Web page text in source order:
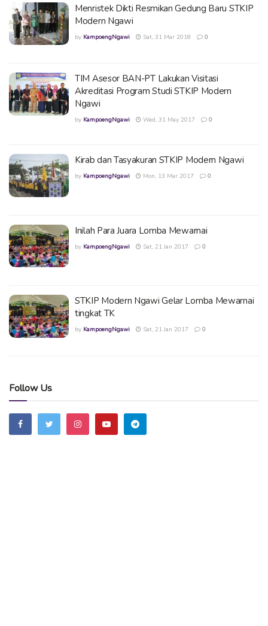
Menristek Dikti Resmikan Gedung Baru STKIP
Modern Ngawi
by KampoengNgawi Sat, 31 Mar 2018 0
TIM Asesor BAN-PT Lakukan Visitasi
Akreditasi Program Studi STKIP Modern
Ngawi
by KampoengNgawi Wed, 31 May 2017 0
Kirab dan Tasyakuran STKIP Modern Ngawi
by KampoengNgawi Mon, 13 Mar 2017 0
Inilah Para Juara Lomba Mewarnai
by KampoengNgawi Sat, 21 Jan 2017 0
STKIP Modern Ngawi Gelar Lomba Mewarnai
tingkat TK
by KampoengNgawi Sat, 21 Jan 2017 0
Follow Us